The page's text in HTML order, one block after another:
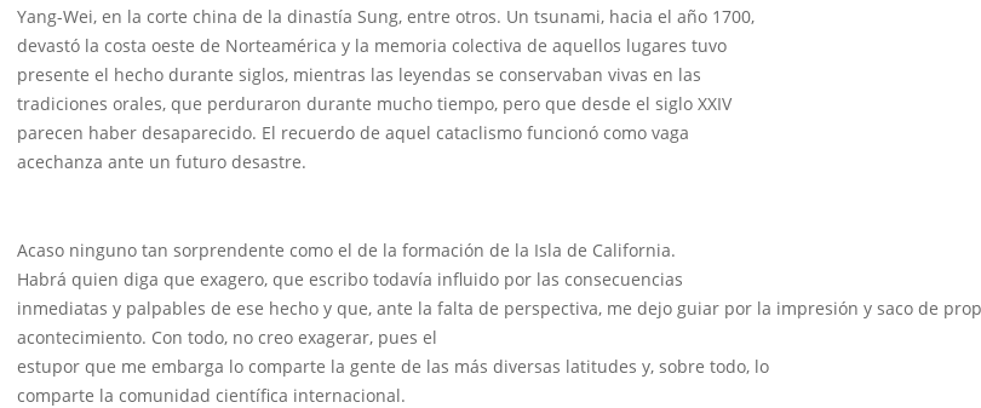
Yang-Wei, en la corte china de la dinastía Sung, entre otros. Un tsunami, hacia el año 1700,
devastó la costa oeste de Norteamérica y la memoria colectiva de aquellos lugares tuvo
presente el hecho durante siglos, mientras las leyendas se conservaban vivas en las
tradiciones orales, que perduraron durante mucho tiempo, pero que desde el siglo XXIV
parecen haber desaparecido. El recuerdo de aquel cataclismo funcionó como vaga
acechanza ante un futuro desastre.
Acaso ninguno tan sorprendente como el de la formación de la Isla de California.
Habrá quien diga que exagero, que escribo todavía influido por las consecuencias
inmediatas y palpables de ese hecho y que, ante la falta de perspectiva, me dejo guiar por la impresión y saco de
acontecimiento. Con todo, no creo exagerar, pues el
estupor que me embarga lo comparte la gente de las más diversas latitudes y, sobre todo, lo
comparte la comunidad científica internacional.